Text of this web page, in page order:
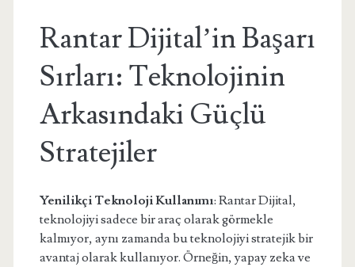
Rantar Dijital’in Başarı
Sırları: Teknolojinin
Arkasındaki Güçlü
Stratejiler
Yenilikçi Teknoloji Kullanımı: Rantar Dijital,
teknolojiyi sadece bir araç olarak görmekle
kalmıyor, aynı zamanda bu teknolojiyi stratejik bir
avantaj olarak kullanıyor. Örneğin, yapay zeka ve